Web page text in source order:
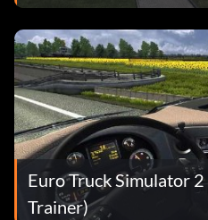
Euro Truck Simulator
Trainer)